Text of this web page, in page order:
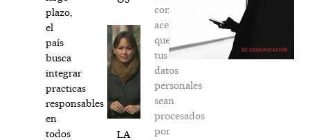
plazo,
el
país
busca
integrar
practicas
responsables
en
todos
LA
comentario,
aceptas
que
tus
datos
personales
sean
procesados
por